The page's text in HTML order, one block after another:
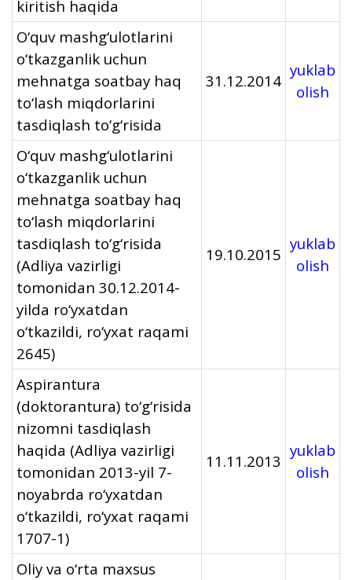
kiritish haqida
O‘quv mashg‘ulotlarini
o‘tkazganlik uchun
mehnatga soatbay haq
to‘lash miqdorlarini
tasdiqlash to‘g‘risida
31.12.2014
yuklab
olish
O‘quv mashg‘ulotlarini
o‘tkazganlik uchun
mehnatga soatbay haq
to‘lash miqdorlarini
tasdiqlash to‘g‘risida
(Adliya vazirligi
tomonidan 30.12.2014-
yilda ro‘yxatdan
o‘tkazildi, ro‘yxat raqami
2645)
19.10.2015
yuklab
olish
Aspirantura
(doktorantura) to‘g‘risida
nizomni tasdiqlash
haqida (Adliya vazirligi
tomonidan 2013-yil 7-
noyabrda ro‘yxatdan
o‘tkazildi, ro‘yxat raqami
1707-1)
11.11.2013
yuklab
olish
Oliy va o‘rta maxsus